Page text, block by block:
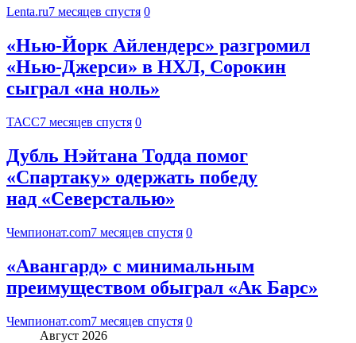
Lenta.ru7 месяцев спустя 0
«Нью-Йорк Айлендерс» разгромил
«Нью-Джерси» в НХЛ, Сорокин
сыграл «на ноль»
ТАСС7 месяцев спустя 0
Дубль Нэйтана Тодда помог
«Спартаку» одержать победу
над «Северсталью»
Чемпионат.com7 месяцев спустя 0
«Авангард» с минимальным
преимуществом обыграл «Ак Барс»
Чемпионат.com7 месяцев спустя 0
Август 2026